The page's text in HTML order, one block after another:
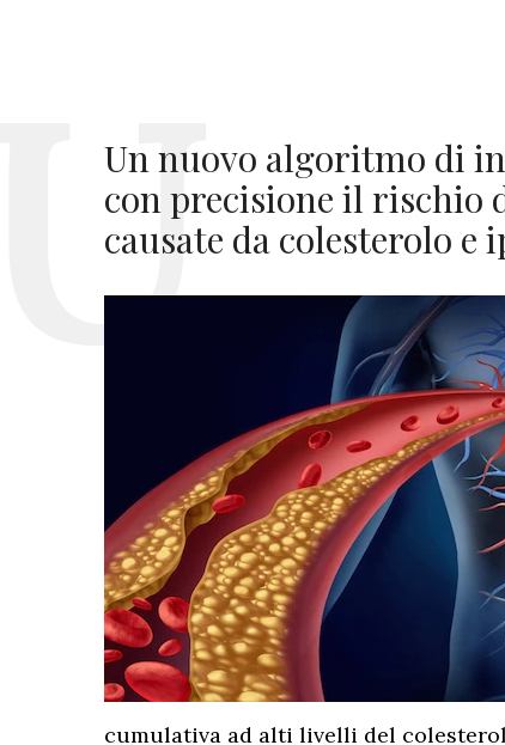
Un nuovo algoritmo di
con precisione il rischio
causate da colesterolo e
cumulativa ad alti livelli del